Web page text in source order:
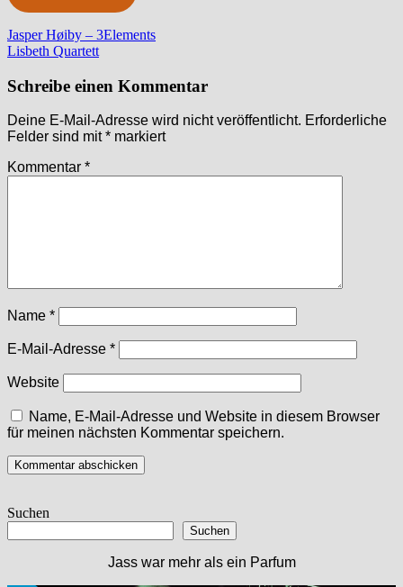
Beitragsnavigation
Vorheriger
Beitrag:
Jasper Høiby – 3Elements
Nächster
Lisbeth Quartett
Schreibe einen Kommentar
Deine E-Mail-Adresse wird nicht veröffentlicht. Erforderliche
Felder sind mit* markiert
Kommentar *
Name *
E-Mail-Adresse *
Website
Name, E-Mail-Adresse und Website in diesem Browser
für meinen nächsten Kommentar speichern.
Suchen
Suchen
Jass war mehr als ein Parfum